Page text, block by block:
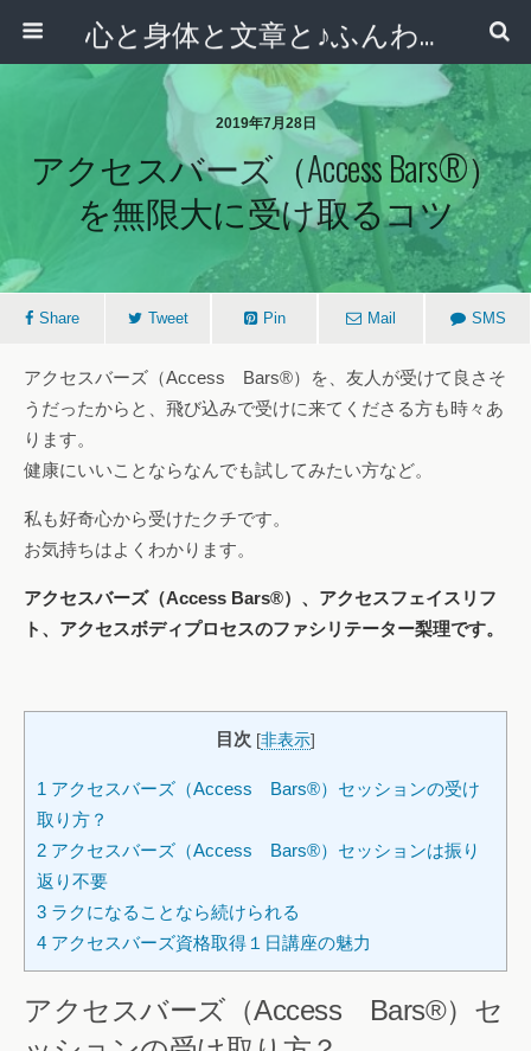
心と身体と文章と♪ふんわりシンプルライフ講座 【西宮・宝塚】
2019年7月28日
アクセスバーズ（Access Bars®）
を無限大に受け取るコツ
Share Tweet Pin Mail SMS
アクセスバーズ（Access Bars®）を、友人が受けて良さそ
うだったからと、飛び込みで受けに来てくださる方も時々あ
ります。
健康にいいことならなんでも試してみたい方など。
私も好奇心から受けたクチです。
お気持ちはよくわかります。
アクセスバーズ（Access Bars®）、アクセスフェイスリフ
ト、アクセスボディプロセスのファシリテーター梨理です。
目次 [非表示]
1 アクセスバーズ（Access Bars®）セッションの受け
取り方？
2 アクセスバーズ（Access Bars®）セッションは振り
返り不要
3 ラクになることなら続けられる
4 アクセスバーズ資格取得１日講座の魅力
アクセスバーズ（Access Bars®）セ